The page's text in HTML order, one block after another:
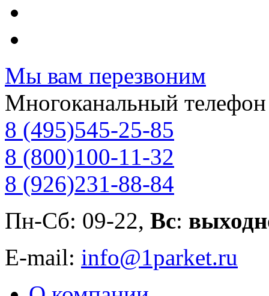
Мы вам перезвоним
Многоканальный телефон
8 (495)545-25-85
8 (800)100-11-32
8 (926)231-88-84
Пн-Сб: 09-22, Вс:
E-mail: info@1parket.ru